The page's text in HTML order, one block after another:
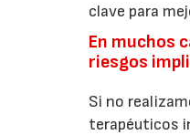
clave para
En muchos
riesgos
Si no
terapéuticos